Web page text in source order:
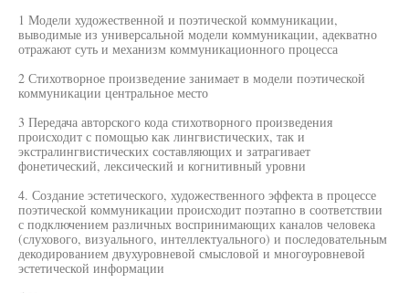
1 Модели художественной и поэтической коммуникации,
выводимые из универсальной модели коммуникации, адекватно
отражают суть и механизм коммуникационного процесса
2 Стихотворное произведение занимает в модели поэтической
коммуникации центральное место
3 Передача авторского кода стихотворного произведения
происходит с помощью как лингвистических, так и
экстралингвистических составляющих и затрагивает
фонетический, лексический и когнитивный уровни
4. Создание эстетического, художественного эффекта в процессе
поэтической коммуникации происходит поэтапно в соответствии
с подключением различных воспринимающих каналов человека
(слухового, визуального, интеллектуального) и последовательным
декодированием двухуровневой смысловой и многоуровневой
эстетической информации